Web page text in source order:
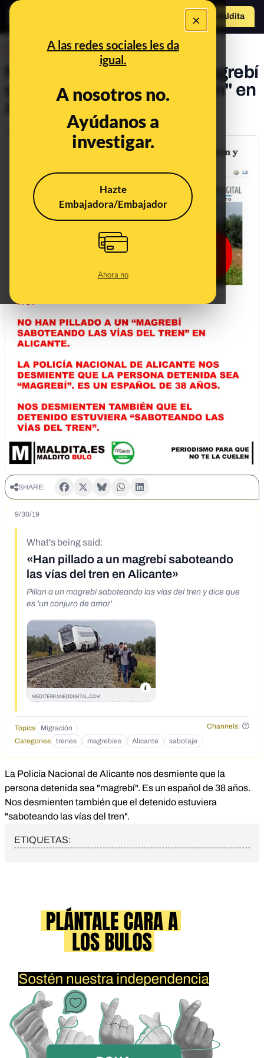
×
A las redes sociales les da
igual.
A nosotros no.
Ayúdanos a
investigar.
Hazte
Embajadora/Embajador
Ahora no
Hazte Maldita
No, no han pillado a un "magrebí
saboteando las vías del tren" en
Alicante
Feb 26, 2019, 4:38:00 PM
SHARE:
9/30/19
What's being said:
«Han pillado a un magrebí saboteando
las vías del tren en Alicante»
Pillan a un magrebí saboteando las vías del tren y dice que
es 'un conjuro de amor'
Topics Migración
Channels:
Categories
trenes magrebíes Alicante sabotaje
La Policía Nacional de Alicante nos desmiente que la
persona detenida sea "magrebí". Es un español de 38 años.
Nos desmienten también que el detenido estuviera
"saboteando las vías del tren".
ETIQUETAS: